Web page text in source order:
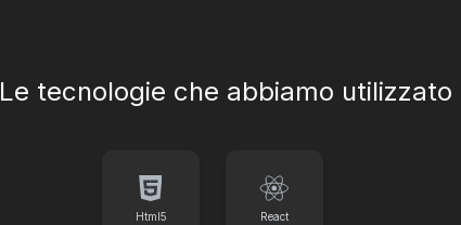
Le tecnologie che abbiamo utilizzato
Html5 React